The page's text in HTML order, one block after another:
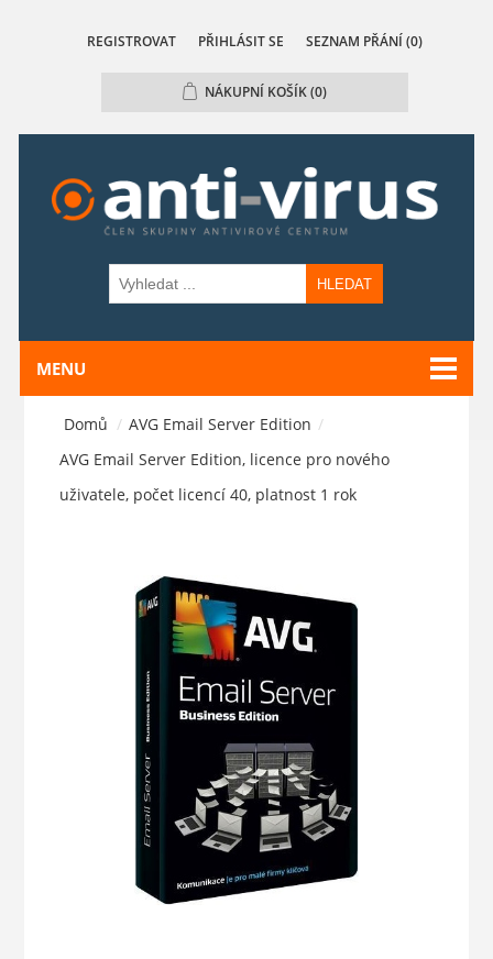
REGISTROVAT PŘIHLÁSIT SE SEZNAM PŘÁNÍ (0)
NÁKUPNÍ KOŠÍK(0)
HLEDAT
MENU
Domů / AVG Email Server Edition /
AVG Email Server Edition, licence pro nového
uživatele, počet licencí 40, platnost 1 rok